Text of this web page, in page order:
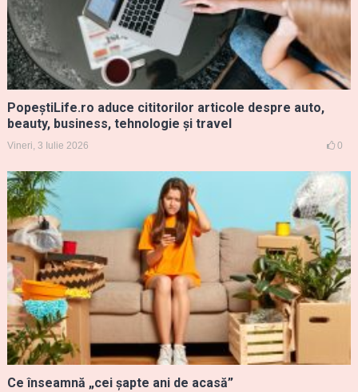
PopeștiLife.ro aduce cititorilor articole despre auto,
beauty, business, tehnologie și travel
Vineri, 3 Iulie 2026 0
Ce înseamnă „cei șapte ani de acasă”